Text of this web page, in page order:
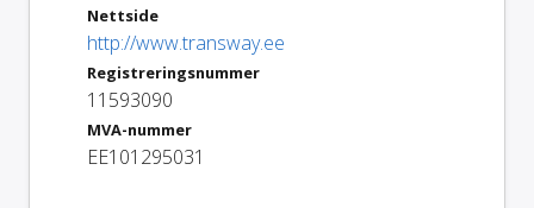
Nettside
http://www.transway.ee
Registreringsnummer
11593090
MVA-nummer
EE101295031